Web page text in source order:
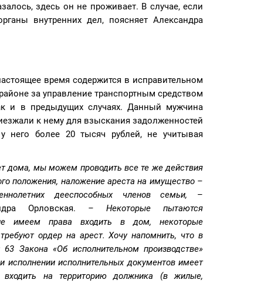
здесь он не проживает. В случае, если
внутренних дел, поясняет Александра
время содержится в исправительном
за управление транспортным средством
и в предыдущих случаях. Данный мужчина
к нему для взыскания задолженностей
него более 20 тысяч рублей, не учитывая
дома, мы можем проводить все те же действия
положения, наложение ареста на имущество –
дееспособных членов семьи, –
Орловская. – Некоторые пытаются
имеем права входить в дом, некоторые
ордер на арест. Хочу напомнить, что в
63 Закона «Об исполнительном производстве»
исполнении исполнительных документов имеет
входить на территорию должника (в жилые,